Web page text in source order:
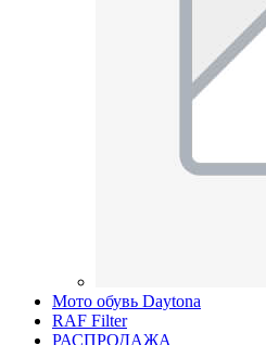
Мото обувь Daytona
RAF Filter
РАСПРОДАЖА